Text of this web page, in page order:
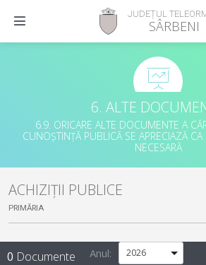
JUDEȚUL
SÂRBENI
6. ALTE
6.9. ORICARE ALTE DOCUMENTE A
CUNOȘTINȚĂ PUBLICĂ SE APRECIAZĂ
NECESARĂ
ACHIZIȚII PUBLICE
PRIMĂRIA
0 Documente Anul: